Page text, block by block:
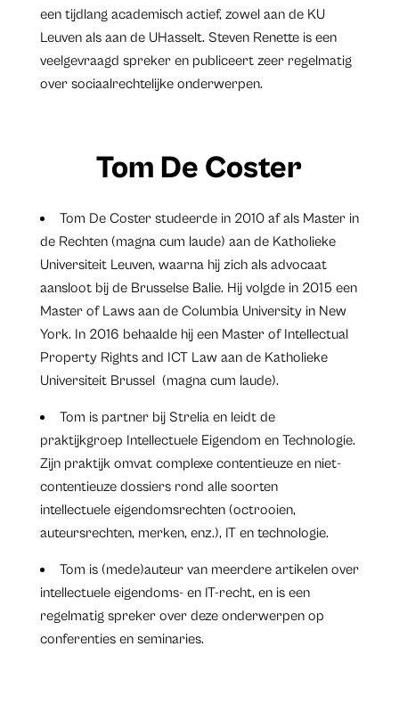
een tijdlang academisch actief, zowel aan de KU
Leuven als aan de UHasselt. Steven Renette is een
veelgevraagd spreker en publiceert zeer regelmatig
over sociaalrechtelijke onderwerpen.
Tom De Coster
Tom De Coster studeerde in 2010 af als Master in
de Rechten (magna cum laude) aan de Katholieke
Universiteit Leuven, waarna hij zich als advocaat
aansloot bij de Brusselse Balie. Hij volgde in 2015 een
Master of Laws aan de Columbia University in New
York. In 2016 behaalde hij een Master of Intellectual
Property Rights and ICT Law aan de Katholieke
Universiteit Brussel (magna cum laude).
Tom is partner bij Strelia en leidt de
praktijkgroep Intellectuele Eigendom en Technologie.
Zijn praktijk omvat complexe contentieuze en niet-
contentieuze dossiers rond alle soorten
intellectuele eigendomsrechten (octrooien,
auteursrechten, merken, enz.), IT en technologie.
Tom is (mede)auteur van meerdere artikelen over
intellectuele eigendoms- en IT-recht, en is een
regelmatig spreker over deze onderwerpen op
conferenties en seminaries.